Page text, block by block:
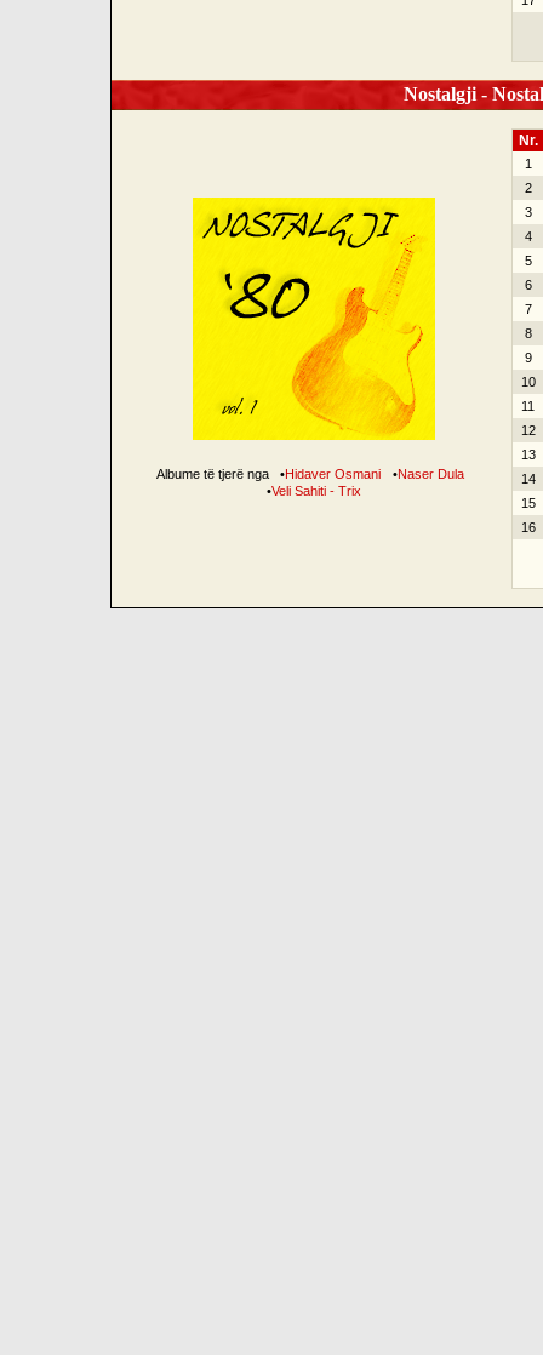
Nostalgji -
Albume të tjerë nga •Hidaver Osmani •Naser Dula
•Veli Sahiti - Trix
Nr.
1
2
3
4
5
6
7
8
9
10
11
12
13
14
15
16